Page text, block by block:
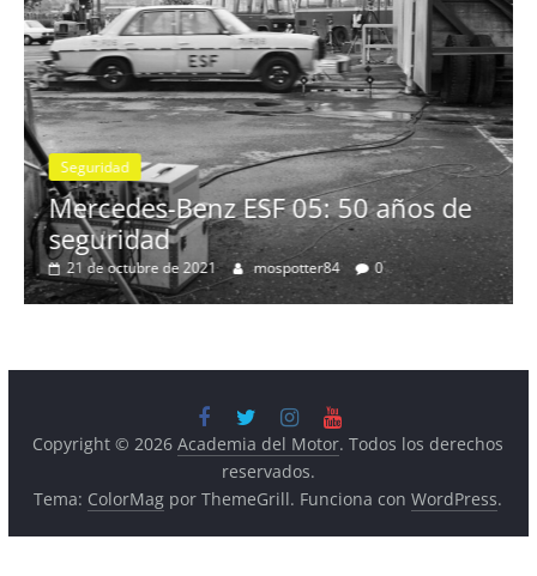
Seguridad
Mercedes-Benz ESF 05: 50 años de
seguridad
21 de octubre de 2021 mospotter84 0
Copyright © 2026 Academia del Motor . Todos los derechos
reservados.
Tema: ColorMag por ThemeGrill. Funciona conWordPress